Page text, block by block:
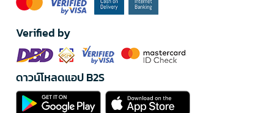
Verified by
ดาวน์โหลดแอป B2S